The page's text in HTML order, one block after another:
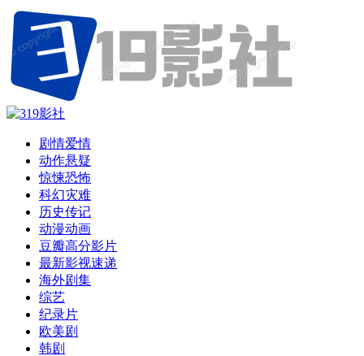
剧情爱情
动作悬疑
惊悚恐怖
科幻灾难
历史传记
动漫动画
豆瓣高分影片
最新影视速递
海外剧集
综艺
纪录片
欧美剧
韩剧